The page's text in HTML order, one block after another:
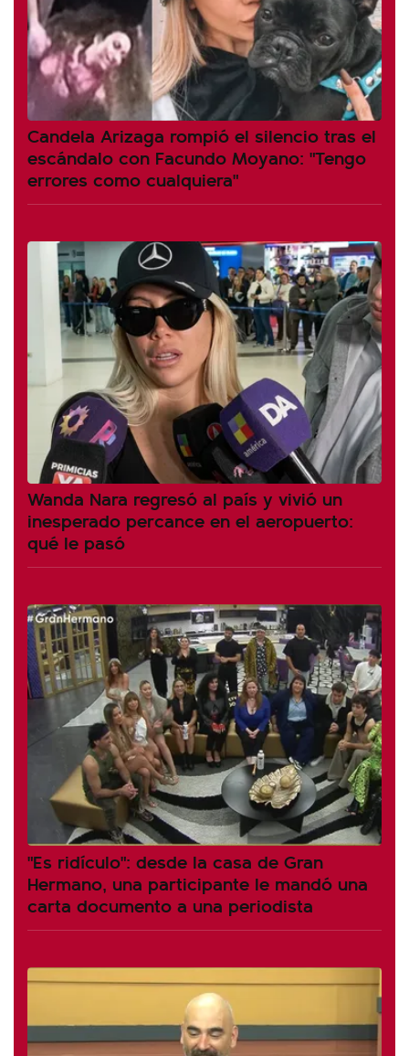
Candela Arizaga rompió el silencio tras el
escándalo con Facundo Moyano: "Tengo
errores como cualquiera"
Wanda Nara regresó al país y vivió un
inesperado percance en el aeropuerto:
qué le pasó
"Es ridículo": desde la casa de Gran
Hermano, una participante le mandó una
carta documento a una periodista